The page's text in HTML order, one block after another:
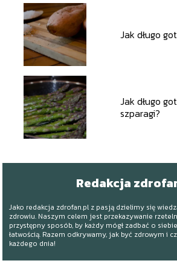
Jak długo
Jak długo
szparagi?
Redakcja
Jako redakcja zdrofan.pl z pasją dzielimy się
zdrowiu. Naszym celem jest przekazywanie
przystępny sposób, by każdy mógł zadbać o
łatwością. Razem odkrywamy, jak być zdrowym i
każdego dnia!